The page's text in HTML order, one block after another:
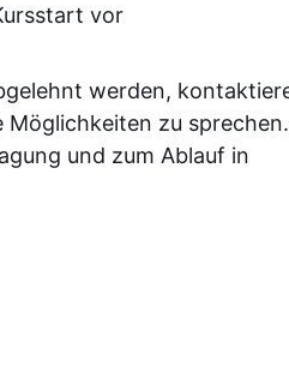
jetzt
sicherer.
vor
werden,
Möglichkeiten zu sprechen.
und zum Ablauf in